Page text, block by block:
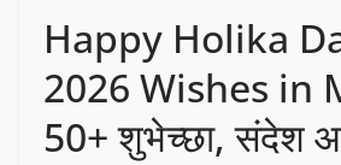
Happy Holika
2026 Wishes in
50+ शुभेच्छा, संदेश